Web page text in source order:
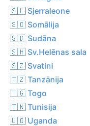
🇸🇱 Sjerraleone
🇸🇴 Somālija
🇸🇩 Sudāna
🇸🇭 Sv.Helēnas sala
🇸🇿 Svatini
🇹🇿 Tanzānija
🇹🇬 Togo
🇹🇳 Tunisija
🇺🇬 Uganda